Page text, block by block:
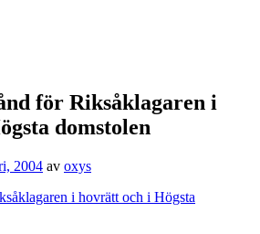
för Riksåklagaren i
domstolen
2004 av oxys
i hovrätt och i Högsta